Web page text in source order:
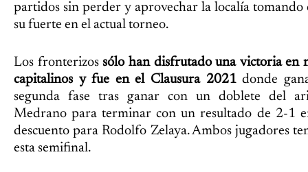
partidos sin perder y aprovechar la localía tomando
su fuerte en el actual torneo.
Los fronterizossólo han disfrutado una victoria en
capitalinos y fue en el Clausura 2021donde
segunda fase tras ganar con un doblete del
Medrano para terminar con un resultado de 2-1
descuento para Rodolfo Zelaya. Ambos jugadores
esta semifinal.